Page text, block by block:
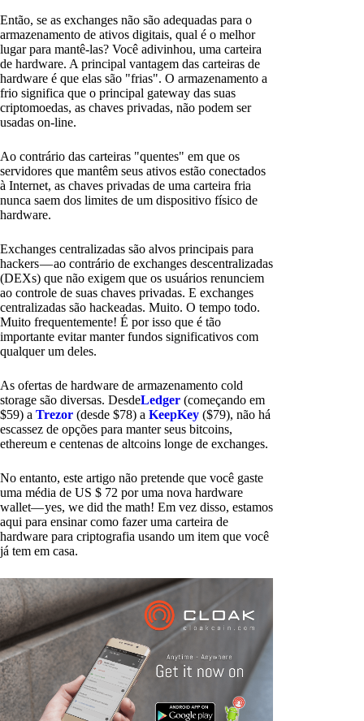
Então, se as exchanges não são adequadas para o
armazenamento de ativos digitais, qual é o melhor
lugar para mantê-las? Você adivinhou, uma carteira
de hardware. A principal vantagem das carteiras de
hardware é que elas são "frias". O armazenamento a
frio significa que o principal gateway das suas
criptomoedas, as chaves privadas, não podem ser
usadas on-line.
Ao contrário das carteiras "quentes" em que os
servidores que mantêm seus ativos estão conectados
à Internet, as chaves privadas de uma carteira fria
nunca saem dos limites de um dispositivo físico de
hardware.
Exchanges centralizadas são alvos principais para
hackers — ao contrário de exchanges descentralizadas
(DEXs) que não exigem que os usuários renunciem
ao controle de suas chaves privadas. E exchanges
centralizadas são hackeadas. Muito. O tempo todo.
Muito frequentemente! É por isso que é tão
importante evitar manter fundos significativos com
qualquer um deles.
As ofertas de hardware de armazenamento cold
storage são diversas. DesdeLedger (começando em
$59) a Trezor (desde $78) a KeepKey ($79), não há
escassez de opções para manter seus bitcoins,
ethereum e centenas de altcoins longe de exchanges.
No entanto, este artigo não pretende que você gaste
uma média de US $ 72 por uma nova hardware
wallet— yes, we did the math! Em vez disso, estamos
aqui para ensinar como fazer uma carteira de
hardware para criptografia usando um item que você
já tem em casa.